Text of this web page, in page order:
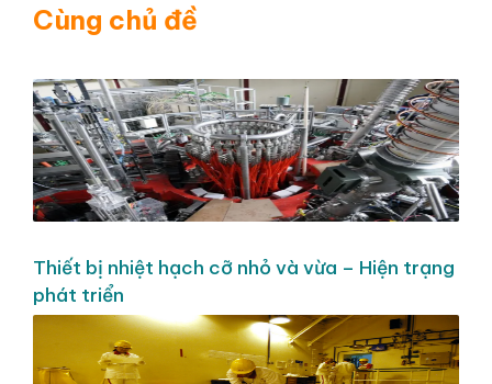
Cùng chủ đề
Thiết bị nhiệt hạch cỡ nhỏ và vừa – Hiện trạng
phát triển